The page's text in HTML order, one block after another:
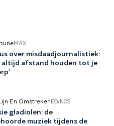
MAX
over misdaadjournalistiek:
altijd afstand houden tot je
En Omstreken EO/NOS
gladiolen: de
muziek tijdens de